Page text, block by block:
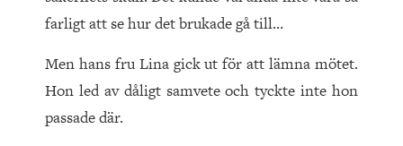
farligt att se hur det brukade gå till…
Men hans fru Lina gick ut för att lämna mötet.
Hon led av dåligt samvete och tyckte inte hon
passade där.